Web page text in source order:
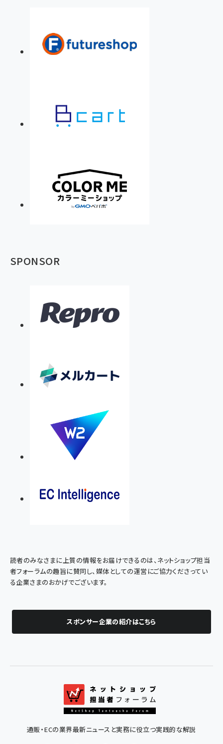
SPONSOR
読者のみなさまに上質の情報をお届けできるのは、ネットショップ担当
者フォーラムの趣旨に賛同し、媒体としての運営にご協力くださってい
る企業さまのおかげでございます。
スポンサー企業の紹介はこちら
通販・ECの業界最新ニュースと実務に役立つ実践的な解説